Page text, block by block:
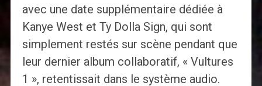
avec une date supplémentaire dédiée à
Kanye West et Ty Dolla Sign, qui sont
simplement restés sur scène pendant que
leur dernier album collaboratif, « Vultures
1 », retentissait dans le système audio.